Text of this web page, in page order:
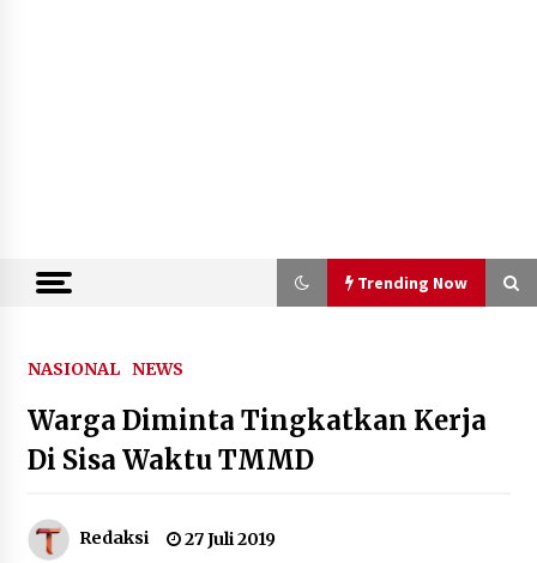
Trending Now
Tim Sembilan Kejagung Periksa 7
Saksi Terkait Penanganan Perkara
FA, Salah Satunya Seorang Lawyer
NASIONAL NEWS
Warga Diminta Tingkatkan Kerja
Di Sisa Waktu TMMD
Redaksi 27 Juli 2019